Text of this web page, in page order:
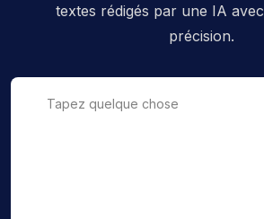
textes rédigés par une IA
précision.